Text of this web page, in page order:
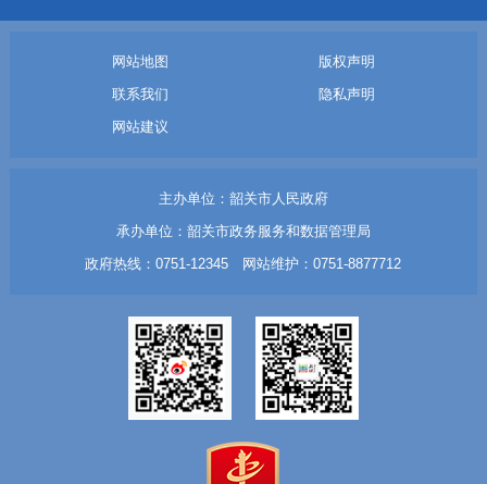
网站地图
版权声明
联系我们
隐私声明
网站建议
主办单位：韶关市人民政府
承办单位：韶关市政务服务和数据管理局
政府热线：0751-12345 网站维护：0751-8877712